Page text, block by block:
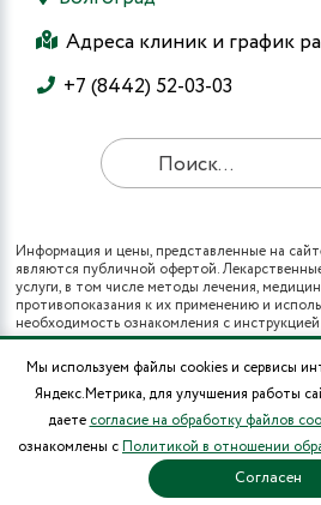
Адреса клиник и график
+7 (8442) 52-03-03
Информация и цены, представленные на
являются публичной офертой.
услуги, в том числе методы лечения,
противопоказания к их применению и
необходимость ознакомления с
получения консультации специалистов.
Все виды медицинских услуг вы также
программы государственных гарантий
медицинской помощи и территориальных
гарантий бесплатного оказания
наличии полиса ОМС в муниципальных
* Цены на операции носят информационный
зависимости от сложности и использования
Мы используем файлы cookies и сервисы
Яндекс.Метрика, для улучшения работы
даете согласие на обработку файлов
ознакомлены сПолитикой в отношении
Согласен